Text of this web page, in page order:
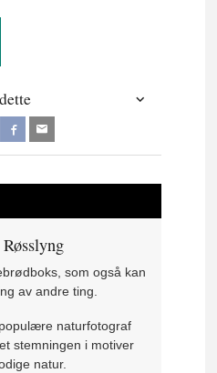
som også kan
av andre ting.
naturfotograf
stemningen i motiver
natur.